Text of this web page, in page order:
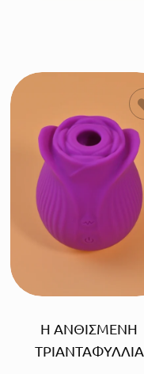
Η ΑΝΘΙΣΜΕΝΗ
ΤΡΙΑΝΤΑΦΥΛΛΙΑ